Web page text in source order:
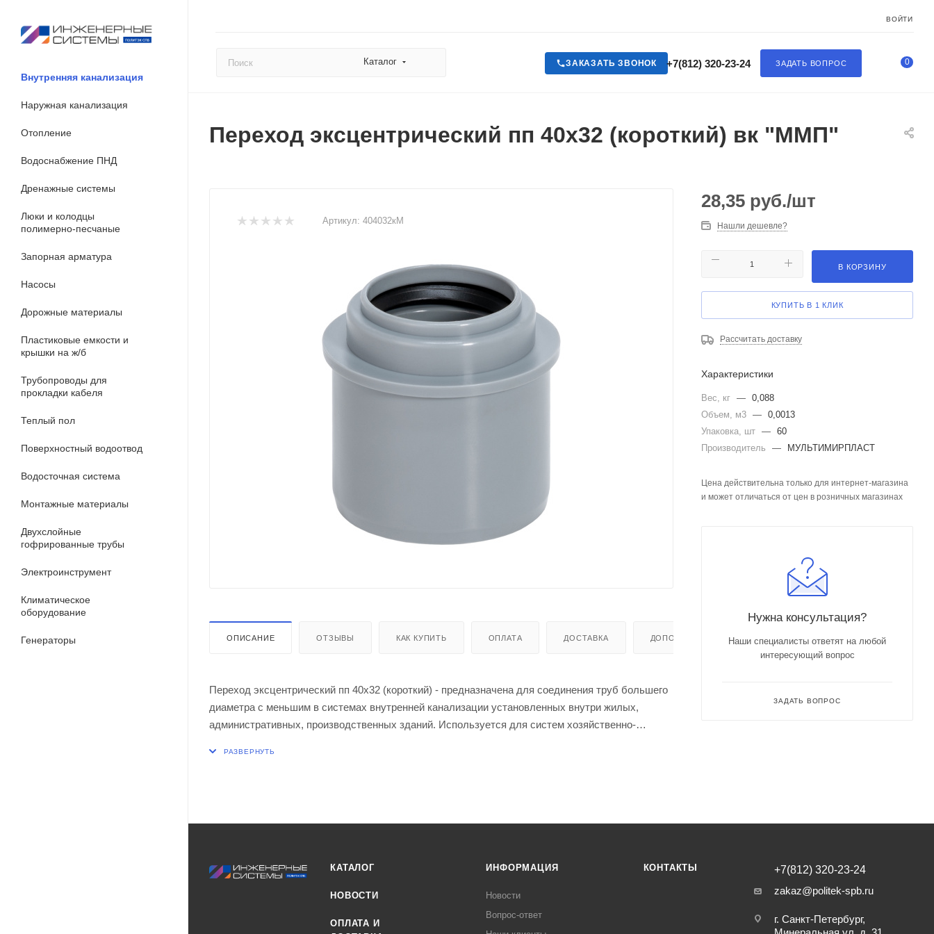
ВОЙТИ
Каталог ЗАДАТЬ ВОПРОС
+7(812) 320-23-24
ЗАКАЗАТЬ ЗВОНОК 0
Внутренняя канализация
Наружная канализация
Отопление
Водоснабжение ПНД
Дренажные системы
Люки и колодцы
полимерно-песчаные
Запорная арматура
Насосы
Дорожные материалы
Пластиковые емкости и
крышки на ж/б
Трубопроводы для
прокладки кабеля
Теплый пол
Поверхностный водоотвод
Водосточная система
Монтажные материалы
Двухслойные
гофрированные трубы
Электроинструмент
Климатическое
оборудование
Генераторы
Переход эксцентрический пп 40х32 (короткий) вк "ММП"
Артикул: 404032кМ
ОПИСАНИЕ ОТЗЫВЫ КАК КУПИТЬ ОПЛАТА ДОСТАВКА ДОПОЛНИТЕЛЬНО
Переход эксцентрический пп 40х32 (короткий) - предназначена для соединения труб большего
диаметра с меньшим в системах внутренней канализации установленных внутри жилых,
административных, производственных зданий. Используется для систем хозяйственно-
28,35 руб./шт
Нашли дешевле?
В КОРЗИНУ
КУПИТЬ В 1 КЛИК
Рассчитать доставку
Характеристики
Вес, кг — 0,088
Объем, м3 — 0,0013
Упаковка, шт — 60
Производитель
— МУЛЬТИМИРПЛАСТ
Цена действительна только для интернет-магазина
и может отличаться от цен в розничных магазинах
Нужна консультация?
Наши специалисты ответят на любой
интересующий вопрос
ЗАДАТЬ ВОПРОС
КАТАЛОГ
НОВОСТИ
ОПЛАТА И
ИНФОРМАЦИЯ
Новости
Вопрос-ответ
КОНТАКТЫ
+7(812) 320-23-24
zakaz@politek-spb.ru
г. Санкт-Петербург,